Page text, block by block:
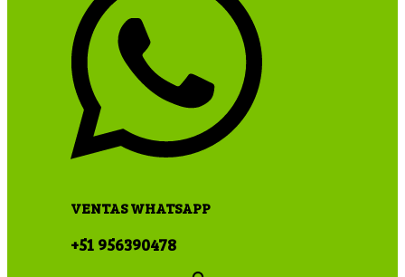
VENTAS WHATSAPP
+51 956390478